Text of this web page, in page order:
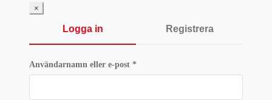
×
Logga in Registrera
Användarnamn eller e-post *Obligatoriskt